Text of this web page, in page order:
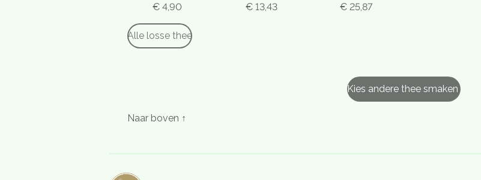
€ 4,90 € 13,43 € 25,87
Alle losse thee
Kies andere thee smaken
Naar boven ↑